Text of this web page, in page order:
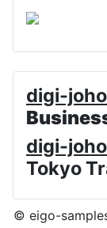
digi-
digi-
Tokyo
© eigo-